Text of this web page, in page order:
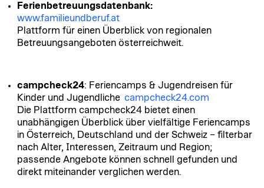
Ferienbetreuungsdatenbank:
www.familieundberuf.at
Plattform für einen Überblick von regionalen
Betreuungsangeboten österreichweit.
campcheck24: Feriencamps & Jugendreisen für
Kinder und Jugendliche campcheck24.com
Die Plattform campcheck24 bietet einen
unabhängigen Überblick über vielfältige Feriencamps
in Österreich, Deutschland und der Schweiz – filterbar
nach Alter, Interessen, Zeitraum und Region;
passende Angebote können schnell gefunden und
direkt miteinander verglichen werden.